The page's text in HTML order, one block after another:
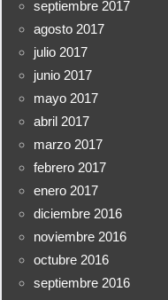
septiembre 2017
agosto 2017
julio 2017
junio 2017
mayo 2017
abril 2017
marzo 2017
febrero 2017
enero 2017
diciembre 2016
noviembre 2016
octubre 2016
septiembre 2016